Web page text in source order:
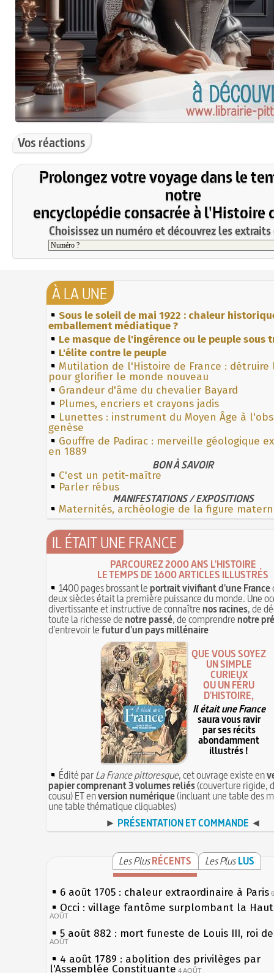
Vos réactions
Prolongez votre voyage dans le
notre
encyclopédie consacrée à l'Histoire
Choisissez un numéro et découvrez les
À LA UNE
Sous le soleil de mai 1922 : chaleur
emballement médiatique ?
Le masque de l'ingérence ou le peuple sous
L'élite contre le peuple
Mutilation de l'Histoire de France : détruire
pour glorifier le monde nouveau
Grandeur d'âme du chevalier Bayard
Plumes, encriers et crayons jadis
Lunettes : instrument du Moyen Âge à
genèse
Gouffre de Padirac : merveille géologique
en 1889
BON À SAVOIR
C'est un petit-maître
Parler rébus
MANIFESTATIONS / EXPOSITIONS
Maternités, archéologie de la figure
IL ÉTAIT UNE FRANCE
PARCOUREZ 2000 ANS L'HISTOIRE
LE TEMPS DE 1600 ARTICLES ILLUSTRÉS
1400 pages brossant leportrait vivifiant d'une France
deux siècles était la première puissance du monde. Une
divertissante et instructive de connaîtrenos racines, de
toute la richesse denotre passé, de comprendrenotre
d'entrevoir lefutur d'un pays millénaire
QUE VOUS SOYEZ
UN SIMPLE
CURIEUX
OU UN FÉRU
D'HISTOIRE,
Il était une France
saura vous ravir
par ses récits
abondamment
illustrés !
Édité parLa France pittoresque, cet ouvrage existe en
papier comprenant 3 volumes reliés(couverture rigide,
cousu) ET enversion numérique(incluant une table des
une table thématique cliquables)
► PRÉSENTATION ET COMMANDE ◄
Les PlusRÉCENTS Les Plus LUS
6 août 1705 : chaleur extraordinaire à Paris
Occi : village fantôme surplombant la
AOÛT
5 août 882 : mort funeste de Louis III, roi
AOÛT
4 août 1789 : abolition des privilèges par
l'Assemblée Constituante 4 AOÛT